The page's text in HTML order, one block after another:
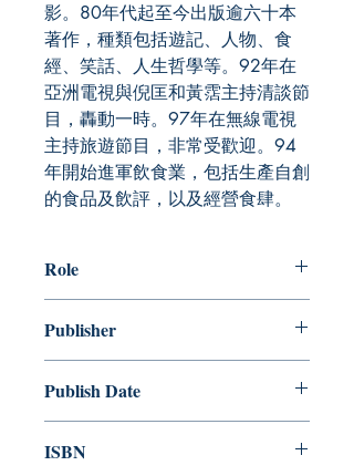
影。80年代起至今出版逾六十本
著作，種類包括遊記、人物、食
經、笑話、人生哲學等。92年在
亞洲電視與倪匡和黃霑主持清談節
目，轟動一時。97年在無線電視
主持旅遊節目，非常受歡迎。94
年開始進軍飲食業，包括生產自創
的食品及飲評，以及經營食肆。
Role
Publisher
Publish Date
ISBN